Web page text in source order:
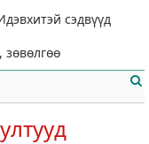
сэдвүүд
зөвөлгөө